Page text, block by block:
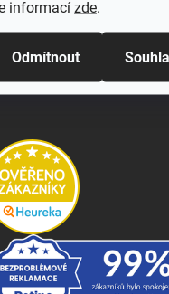
informací zde.
Odmítnout